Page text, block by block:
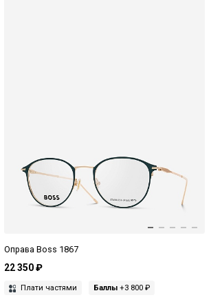
Оправа Boss 1867
22 350 ₽
Плати частями Баллы+3 800 ₽